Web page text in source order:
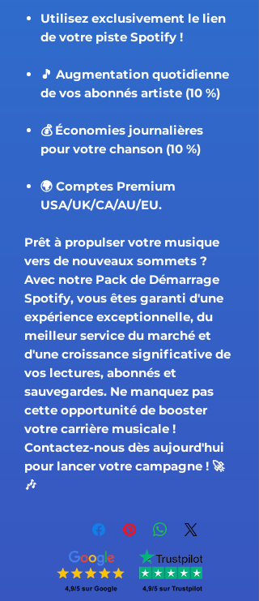
Utilisez exclusivement le lien
de votre piste Spotify !
🎵 Augmentation quotidienne
de vos abonnés artiste (10 %)
💰 Économies journalières
pour votre chanson (10 %)
🌍 Comptes Premium
USA/UK/CA/AU/EU.
Prêt à propulser votre musique
vers de nouveaux sommets ?
Avec notre Pack de Démarrage
Spotify, vous êtes garanti d'une
expérience exceptionnelle, du
meilleur service du marché et
d'une croissance significative de
vos lectures, abonnés et
sauvegardes. Ne manquez pas
cette opportunité de booster
votre carrière musicale !
Contactez-nous dès aujourd'hui
pour lancer votre campagne ! 🚀
🎶